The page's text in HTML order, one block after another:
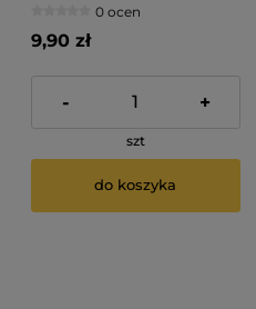
0 ocen
9,90 zł
- +
szt
do koszyka